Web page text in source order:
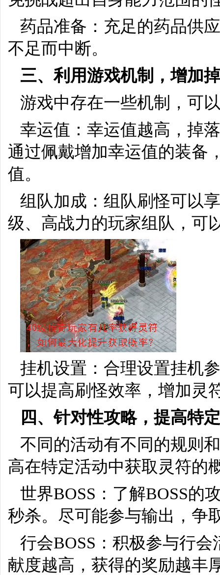
药品准备：充足的药品供
不足而中断。
三、利用游戏机制，增加
游戏中存在一些机制，可
幸运值：幸运值越高，掉
通过佩戴增加幸运值的装备
值。
组队加成：组队刷怪可以
级、高战力的玩家组队，可
挂机设置：合理设置挂机
可以提高刷怪效率，增加灵
四、针对性攻略，提高特
不同的活动有不同的规则
高在特定活动中获取灵符的
世界BOSS：了解BOSS的
秒杀。尽可能参与输出，争
行会BOSS：积极参与行
献度越高，获得的奖励越丰